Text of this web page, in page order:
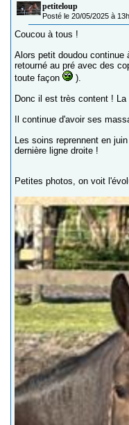
petiteloup
Posté le 20/05/2025 à
Coucou à tous !
Alors petit doudou
retourné au pré avec des
toute façon
).
Donc il est très content !
Il continue d'avoir ses
Les soins reprennent en
dernière ligne droite !
Petites photos, on voit